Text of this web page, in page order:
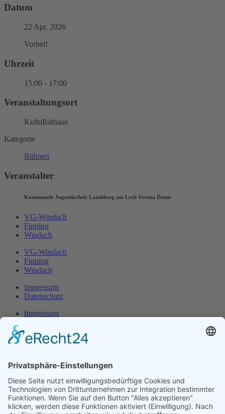
Datum
22 Apr. 2026
Vorbei!
Uhrzeit
15:00 - 17:00
Veranstaltungsort
KultuRathaus
Kategorie
Bühnen
Veranstalter
Kommunale Jugendarbeit Landsberg am Lech Verena Demir
VG-Windach
Finning
Windach
VG-Windach
Finning
Windach
Impressum
Datenschutz
Impressum
Erster Bürgermeister Eresing
86922 Eresing
Telefon:+49(0)8193 - 5456
Email:klotz@vg-windach.de